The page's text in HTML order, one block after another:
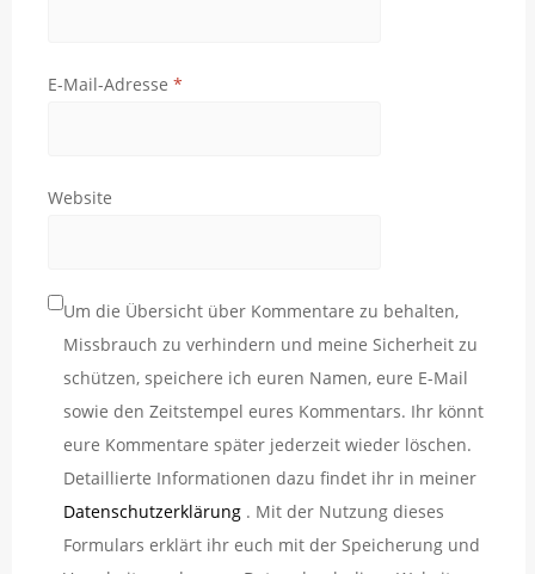
E-Mail-Adresse *
Website
Um die Übersicht über Kommentare zu behalten,
Missbrauch zu verhindern und meine Sicherheit zu
schützen, speichere ich euren Namen, eure E-Mail
sowie den Zeitstempel eures Kommentars. Ihr könnt
eure Kommentare später jederzeit wieder löschen.
Detaillierte Informationen dazu findet ihr in meiner
Datenschutzerklärung . Mit der Nutzung dieses
Formulars erklärt ihr euch mit der Speicherung und